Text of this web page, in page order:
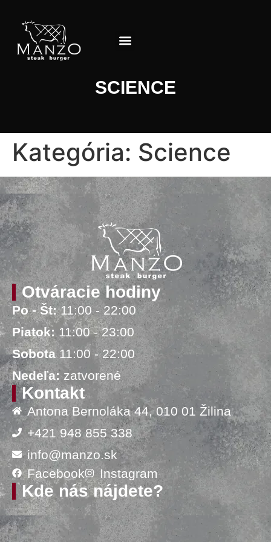
SCIENCE
Kategória: Science
Otváracie hodiny
Po - Št:11:00 - 22:00
Piatok: 11:00 - 23:00
Sobota11:00 - 22:00
Nedeľa:zatvorené
Kontakt
Antona Bernoláka 44, 010 01 Žilina
+421 948 855 338
info@manzo.sk
Facebook
Instagram
Kde nás nájdete?